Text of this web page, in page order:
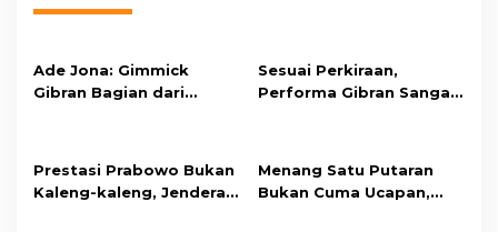
s
p
o
Ade Jona: Gimmick
Gibran Bagian dari
Sesuai Perkiraan,
Performa Gibran Sangat
Prestasi Prabowo Bukan
Kaleng-kaleng, Jenderal
Menang Satu Putaran
Bukan Cuma Ucapan,